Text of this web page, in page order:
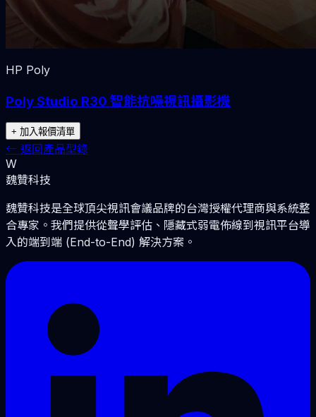
HP Poly
Poly Studio R30 智能抗噪視訊攝影機
+ 加入報價清單
← 返回產品型錄
W
魏贊科技
魏贊科技是全球頂尖視訊會議品牌的台灣授權代理商與系統整
合專家。我們提供從聲學評估、隱藏式弱電佈線到視訊平台導
入的端到端 (End-to-End) 解決方案。